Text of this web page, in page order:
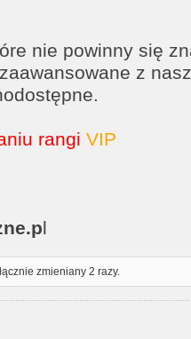
nie powinny się
z
rangi VIP
l
, łącznie zmieniany 2 razy.